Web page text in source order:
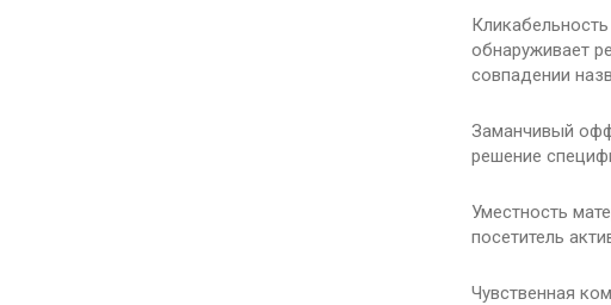
обнаруживает
совпадении
Заманчивый
решение
Уместность
посетитель
Чувственная